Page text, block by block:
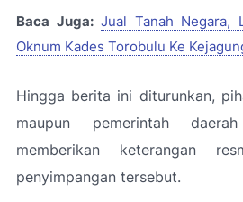
Baca Juga: Jual Tanah Negara,
Oknum Kades Torobulu Ke
Hingga berita ini diturunkan,
maupun pemerintah
memberikan keterangan
penyimpangan tersebut.